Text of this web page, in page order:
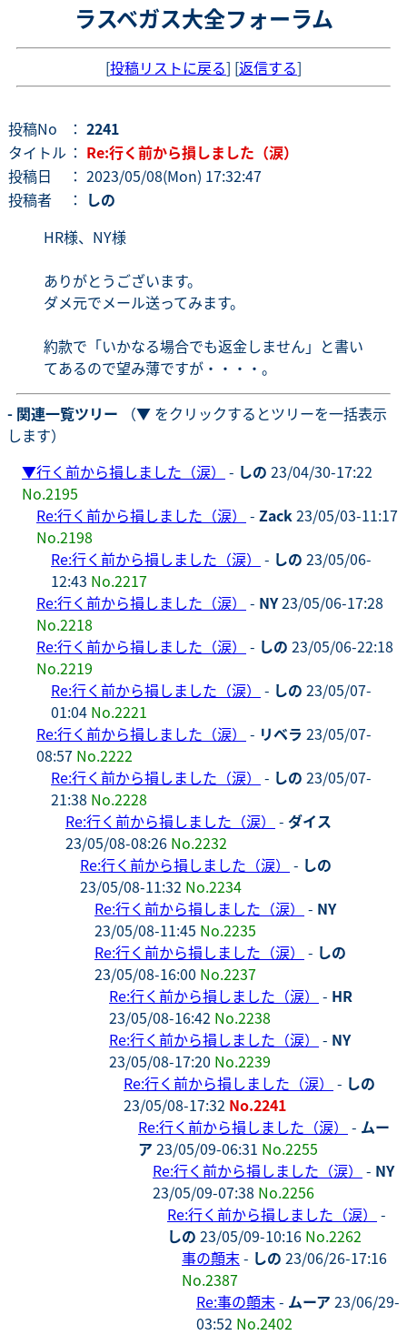
ラスベガス大全フォーラム
[投稿リストに戻る] [返信する]
投稿No ： 2241
タイトル ： Re:行く前から損しました（涙）
投稿日
： 2023/05/08(Mon) 17:32:47
投稿者
： しの
HR様、NY様
ありがとうございます。
ダメ元でメール送ってみます。
約款で「いかなる場合でも返金しません」と書い
てあるので望み薄ですが・・・・。
- 関連一覧ツリー （▼ をクリックするとツリーを一括表示
します）
▼行く前から損しました（涙） - しの 23/04/30-17:22
No.2195
Re:行く前から損しました（涙）
- Zack23/05/03-11:17
No.2198
Re:行く前から損しました（涙）
- しの 23/05/06-
12:43 No.2217
Re:行く前から損しました（涙）
- NY23/05/06-17:28
No.2218
Re:行く前から損しました（涙）
- しの 23/05/06-22:18
No.2219
Re:行く前から損しました（涙）
- しの 23/05/07-
01:04 No.2221
Re:行く前から損しました（涙）
- リベラ 23/05/07-
08:57 No.2222
Re:行く前から損しました（涙）
- しの 23/05/07-
21:38 No.2228
Re:行く前から損しました（涙）
- ダイス
23/05/08-08:26 No.2232
Re:行く前から損しました（涙）
- しの
23/05/08-11:32 No.2234
Re:行く前から損しました（涙）
- NY
23/05/08-11:45 No.2235
Re:行く前から損しました（涙）
- しの
23/05/08-16:00 No.2237
Re:行く前から損しました（涙）
- HR
23/05/08-16:42 No.2238
Re:行く前から損しました（涙）
- NY
23/05/08-17:20 No.2239
Re:行く前から損しました（涙）
- しの
23/05/08-17:32 No.2241
Re:行く前から損しました（涙）
- ムー
ア 23/05/09-06:31 No.2255
Re:行く前から損しました（涙）
- NY
23/05/09-07:38 No.2256
Re:行く前から損しました（涙）
-
しの 23/05/09-10:16 No.2262
事の顛末- しの 23/06/26-17:16
No.2387
Re:事の顛末- ムーア 23/06/29-
03:52 No.2402